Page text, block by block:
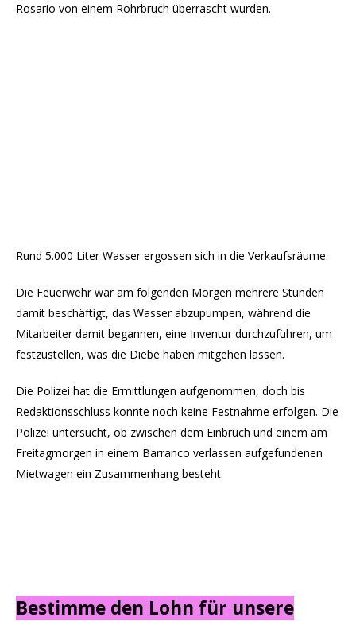
Rosario von einem Rohrbruch überrascht wurden.
Rund 5.000 Liter Wasser ergossen sich in die Verkaufsräume.
Die Feuerwehr war am folgenden Morgen mehrere Stunden
damit beschäftigt, das Wasser abzupumpen, während die
Mitarbeiter damit begannen, eine Inventur durchzuführen, um
festzustellen, was die Diebe haben mitgehen lassen.
Die Polizei hat die Ermittlungen aufgenommen, doch bis
Redaktionsschluss konnte noch keine Festnahme erfolgen. Die
Polizei untersucht, ob zwischen dem Einbruch und einem am
Freitagmorgen in einem Barranco verlassen aufgefundenen
Mietwagen ein Zusammenhang besteht.
Bestimme den Lohn für unsere